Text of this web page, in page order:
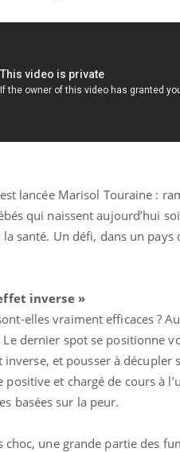
lancée Marisol Touraine :
qui naissent aujourd’hui
santé. Un défi, dans un
inverse »
elles vraiment efficaces ?
Le dernier spot se positionne
inverse, et pousser à
et chargé de cours à
basées sur la peur.
choc, une grande partie des
l’accès à la médecine
Youtube
établissement lié à un groupe